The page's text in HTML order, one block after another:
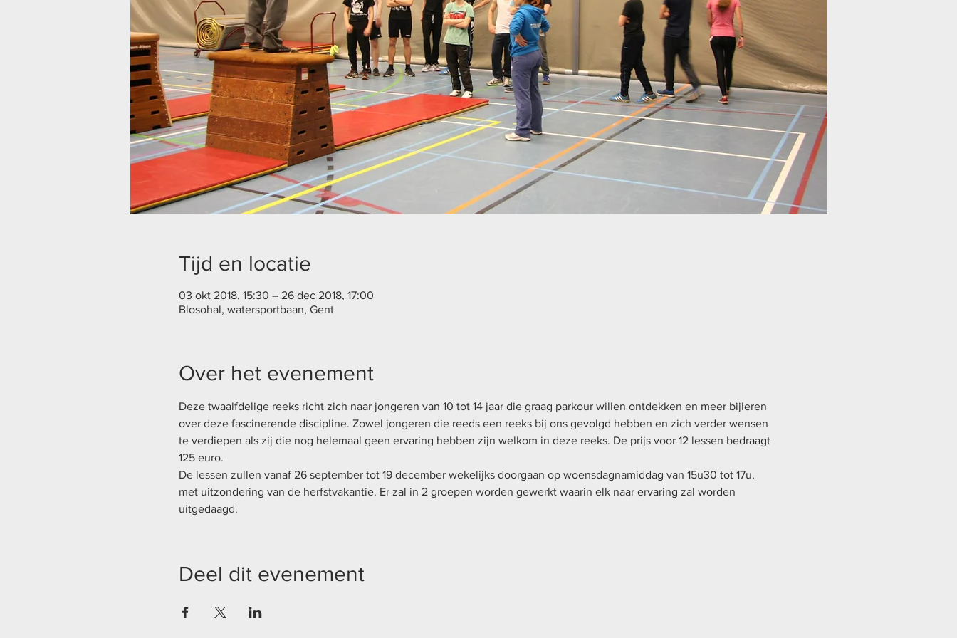
Tijd en locatie
03 okt 2018, 15:30 – 26 dec 2018, 17:00
Blosohal, watersportbaan, Gent
Over het evenement
Deze twaalfdelige reeks richt zich naar jongeren van 10 tot 14 jaar die graag parkour willen ontdekken en meer bijleren
over deze fascinerende discipline. Zowel jongeren die reeds een reeks bij ons gevolgd hebben en zich verder wensen
te verdiepen als zij die nog helemaal geen ervaring hebben zijn welkom in deze reeks. De prijs voor 12 lessen bedraagt
125 euro.
De lessen zullen vanaf 26 september tot 19 december wekelijks doorgaan op woensdagnamiddag van 15u30 tot 17u,
met uitzondering van de herfstvakantie. Er zal in 2 groepen worden gewerkt waarin elk naar ervaring zal worden
uitgedaagd.
Deel dit evenement